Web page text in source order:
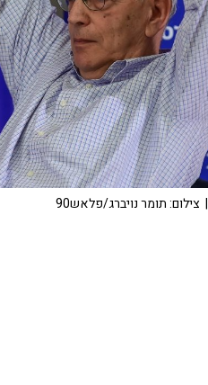
| צילום: תומר נויברג/פלאש90